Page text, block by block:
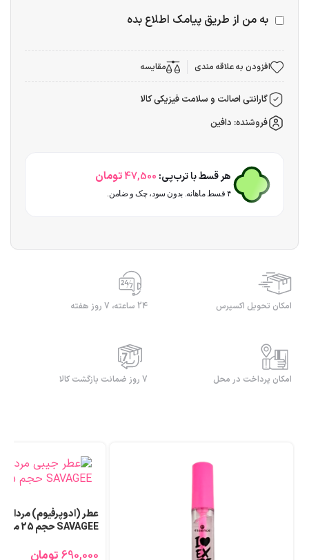
به من از طریق پیامک اطلاع بده
افزودن به علاقه مندی مقایسه
گارانتی اصالت و سلامت فیزیکی کالا
فروشنده: دافین
هر قسط با ترب‌پی: 47,500تومان
۴ قسط ماهانه. بدون سود، چک و ضامن.
امکان تحویل اکسپرس 24 ساعته، 7 روز هفته
امکان پرداخت در محل 7 روز ضمانت بازگشت کالا
عطر (ادوپرفیوم) مردانه
SAVAGEE حجم 25 میلی لیتر
690,000 تومان